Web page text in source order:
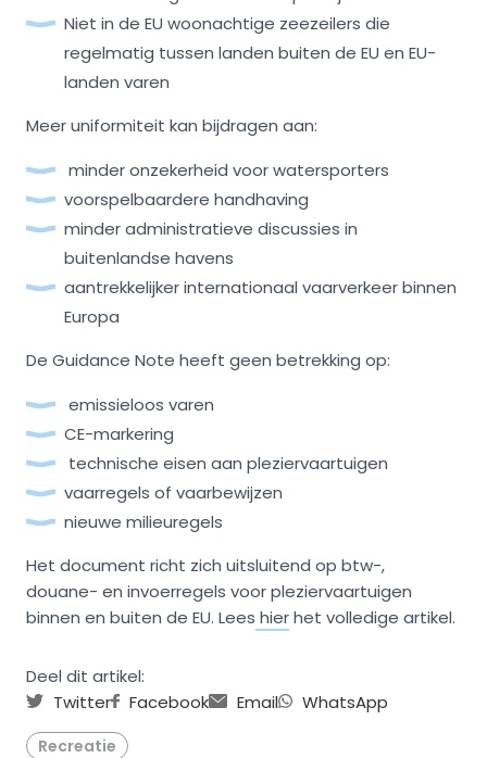
Niet in de EU woonachtige zeezeilers die
regelmatig tussen landen buiten de EU en EU-
landen varen
Meer uniformiteit kan bijdragen aan:
minder onzekerheid voor watersporters
voorspelbaardere handhaving
minder administratieve discussies in
buitenlandse havens
aantrekkelijker internationaal vaarverkeer binnen
Europa
De Guidance Note heeft geen betrekking op:
emissieloos varen
CE-markering
technische eisen aan pleziervaartuigen
vaarregels of vaarbewijzen
nieuwe milieuregels
Het document richt zich uitsluitend op btw-,
douane- en invoerregels voor pleziervaartuigen
binnen en buiten de EU. Lees hierhet volledige artikel.
Deel dit artikel:
Twitter
Facebook Email WhatsApp
Recreatie